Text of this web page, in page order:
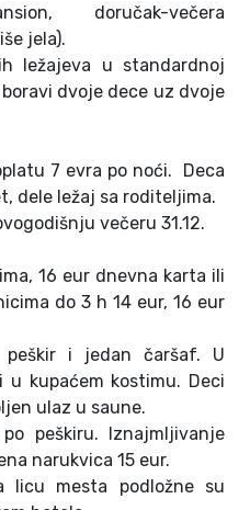
doručak-večera
jela).
ležajeva u standardnoj
boravi dvoje dece uz dvoje
7 evra po noći. Deca
dele ležaj sa roditeljima.
večeru 31.12.
16 eur dnevna karta ili
do 3 h 14 eur, 16 eur
peškir i jedan čaršaf. U
kupaćem kostimu. Deci
ulaz u saune.
peškiru. Iznajmljivanje
narukvica 15 eur.
licu mesta podložne su